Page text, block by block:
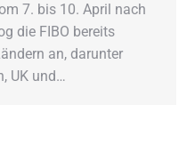
7. bis 10. April nach
die FIBO bereits
an, darunter
UK und…